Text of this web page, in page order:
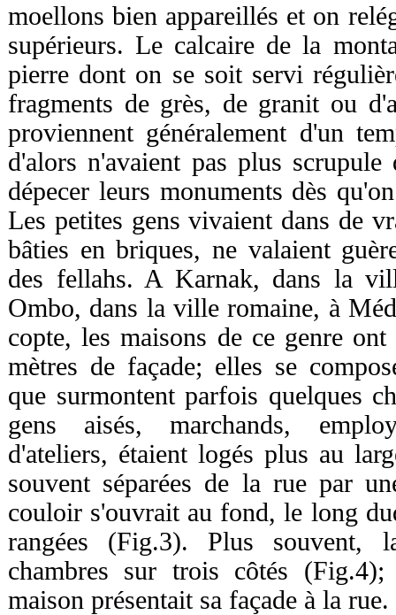
moellons bien appareillés et on
supérieurs. Le calcaire de la
pierre dont on se soit servi
fragments de grès, de granit ou
proviennent généralement d'un
d'alors n'avaient pas plus
dépecer leurs monuments dès
Les petites gens vivaient dans de
bâties en briques, ne valaient
des fellahs. A Karnak, dans la
Ombo, dans la ville romaine, à
copte, les maisons de ce genre
mètres de façade; elles se
que surmontent parfois quelques
gens aisés, marchands,
d'ateliers, étaient logés plus au
souvent séparées de la rue par
couloir s'ouvrait au fond, le long
rangées (Fig.3). Plus souvent,
chambres sur trois côtés
maison présentait sa façade à la rue.